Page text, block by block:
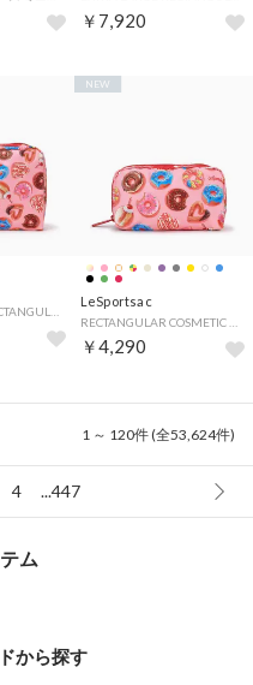
￥7,920
LeSportsac
￥4,290
NEW
1 ～ 120件 (全53,624件)
4 ...447
ム
から探す